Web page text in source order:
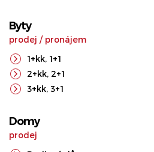
Byty
prodej / pronájem
1+kk, 1+1
2+kk, 2+1
3+kk, 3+1
Domy
prodej